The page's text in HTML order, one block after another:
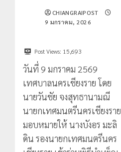
CHIANGRAIPOST
9 มกราคม, 2026
Post Views: 15,693
วันที่ 9 มกราคม 2569
เทศบาลนครเชียงราย โดย
นายวันชัย จงสุทธานามณี
นายกเทศมนตรีนครเชียงราย
มอบหมายให้ นางบังอร มะลิ
ดิน รองนายกเทศมนตรีนคร